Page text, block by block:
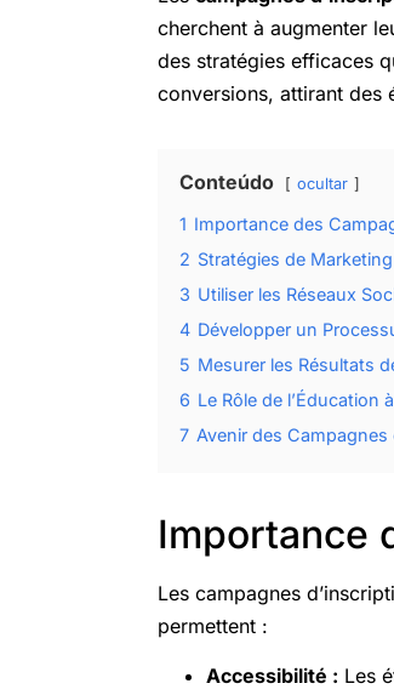
cherchent à augmenter
des stratégies efficaces
conversions, attirant des
Conteúdo ocultar
1 Importance des
2 Stratégies de
3 Utiliser les Réseaux
4 Développer un
5 Mesurer les Résultats
6 Le Rôle de
7 Avenir des
Importance
Les campagnes
permettent :
Accessibilité : Les